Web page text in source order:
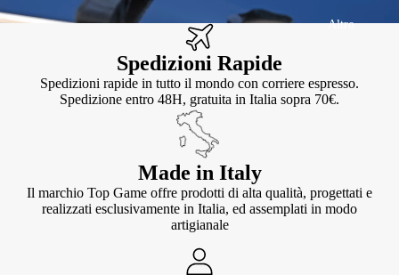
Altro
Spedizioni Rapide
Spedizioni rapide in tutto il mondo con corriere espresso.
Spedizione entro 48H, gratuita in Italia sopra 70€.
Made in Italy
Il marchio Top Game offre prodotti di alta qualità, progettati e
realizzati esclusivamente in Italia, ed assemplati in modo
artigianale